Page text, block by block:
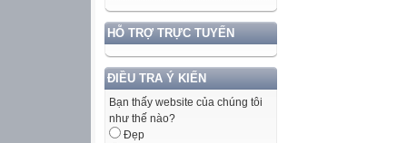
HỖ TRỢ TRỰC TUYẾN
ĐIỀU TRA Ý KIẾN
Bạn thấy website của chúng tôi
như thế nào?
Đẹp